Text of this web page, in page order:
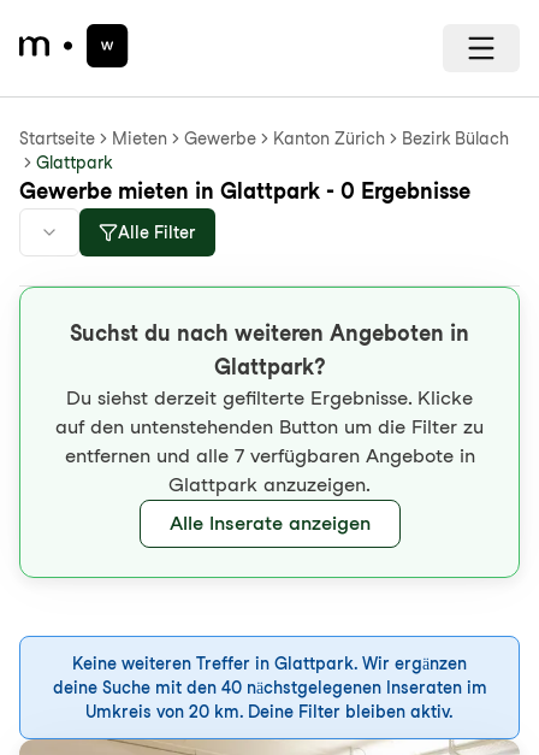
Startseite Mieten Gewerbe Kanton Zürich
Bezirk Bülach
Glattpark
Gewerbe mieten in Glattpark - 0 Ergebnisse
Alle Filter
Suchst du nach weiteren Angeboten in
Glattpark?
Du siehst derzeit gefilterte Ergebnisse. Klicke
auf den untenstehenden Button um die Filter zu
entfernen und alle 7 verfügbaren Angebote in
Glattpark anzuzeigen.
Alle Inserate anzeigen
Keine weiteren Treffer in Glattpark. Wir ergänzen
deine Suche mit den 40 nächstgelegenen Inseraten im
Umkreis von 20 km. Deine Filter bleiben aktiv.